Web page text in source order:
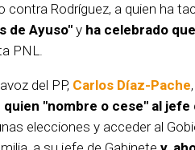
contra Rodríguez, a quien ha
de Ayuso" y ha celebrado
PNL.
del PP, Carlos Díaz-Pache,
quien "nombre o cese" al
elecciones y acceder al